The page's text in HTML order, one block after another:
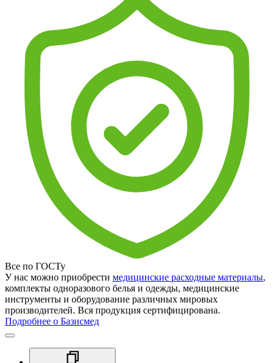
Все по ГОСТу
У нас можно приобрести медицинские расходные материалы,
комплекты одноразового белья и одежды, медицинские
инструменты и оборудование различных мировых
производителей. Вся продукция сертифицирована.
Подробнее о Базисмед